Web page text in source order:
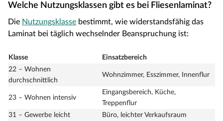
Welche Nutzungsklassen gibt es bei Fliesenlaminat?
Die Nutzungsklasse bestimmt, wie widerstandsfähig das
Laminat bei täglich wechselnder Beanspruchung ist:
Klasse
Einsatzbereich
22 – Wohnen
durchschnittlich
Wohnzimmer, Esszimmer, Innenflur
23 – Wohnen intensiv
Eingangsbereich, Küche,
Treppenflur
31 – Gewerbe leicht
Büro, leichter Verkaufsraum